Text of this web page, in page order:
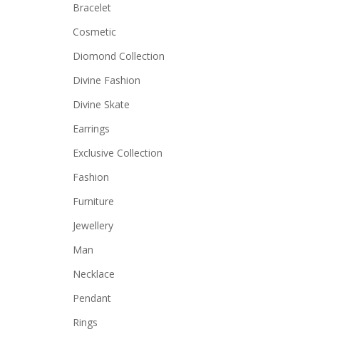
Bracelet
Cosmetic
Diomond Collection
Divine Fashion
Divine Skate
Earrings
Exclusive Collection
Fashion
Furniture
Jewellery
Man
Necklace
Pendant
Rings